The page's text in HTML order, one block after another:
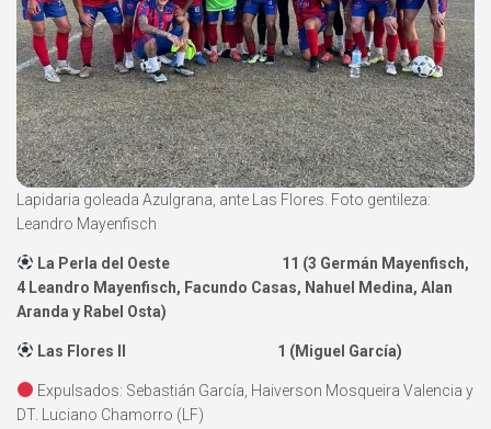
Lapidaria goleada Azulgrana, ante Las Flores. Foto gentileza:
Leandro Mayenfisch
La Perla del Oeste 11 (3 Germán Mayenfisch,
4 Leandro Mayenfisch, Facundo Casas, Nahuel Medina, Alan
Aranda y Rabel Osta)
Las Flores II 1 (Miguel García)
Expulsados: Sebastián García, Haiverson Mosqueira Valencia y
DT. Luciano Chamorro (LF)